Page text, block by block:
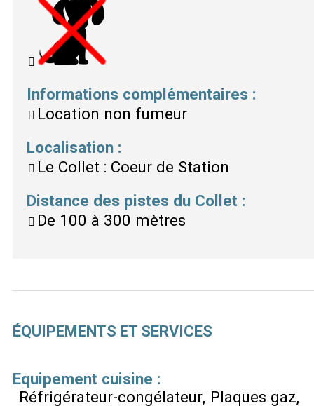
Informations complémentaires :
Location non fumeur
Localisation :
Le Collet : Coeur de Station
Distance des pistes du Collet :
De 100 à 300 mètres
ÉQUIPEMENTS ET SERVICES
Equipement cuisine :
Réfrigérateur-congélateur Plaques gaz